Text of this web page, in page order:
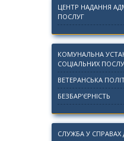
ЦЕНТР НАДАННЯ
ПОСЛУГ
КОМУНАЛЬНА
СОЦІАЛЬНИХ
ВЕТЕРАНСЬКА
БЕЗБАР’ЄРНІСТЬ
СЛУЖБА У СПРАВАХ